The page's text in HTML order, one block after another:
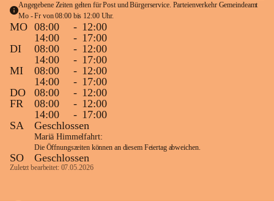
Angegebene Zeiten gelten für Post und Bürgerservice. Parteienverkehr Gemeindeamt
Mo - Fr von 08:00 bis 12:00 Uhr.
MO 08:00 - 12:00
14:00
- 17:00
DI
08:00 - 12:00
14:00
- 17:00
MI
08:00 - 12:00
14:00
- 17:00
DO
08:00 - 12:00
FR
08:00 - 12:00
14:00
- 17:00
SA
Geschlossen
Mariä Himmelfahrt:
Die Öffnungszeiten können an diesem Feiertag abweichen.
SO Geschlossen
Zuletzt bearbeitet: 07.05.2026